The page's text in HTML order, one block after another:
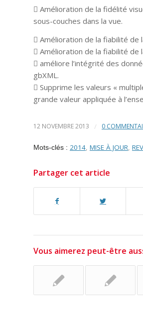
 Amélioration de la fidélité
sous-couches dans la vue.
 Amélioration de la fiabilité de
 Amélioration de la fiabilité de
 améliore l’intégrité des
gbXML.
 Supprime les valeurs «
grande valeur appliquée à
12 NOVEMBRE 2013 / 0
Mots-clés : 2014, MISE À JOUR,
Partager cet article
Vous aimerez peut-être